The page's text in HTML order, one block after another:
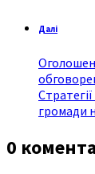
Далі
громади
0